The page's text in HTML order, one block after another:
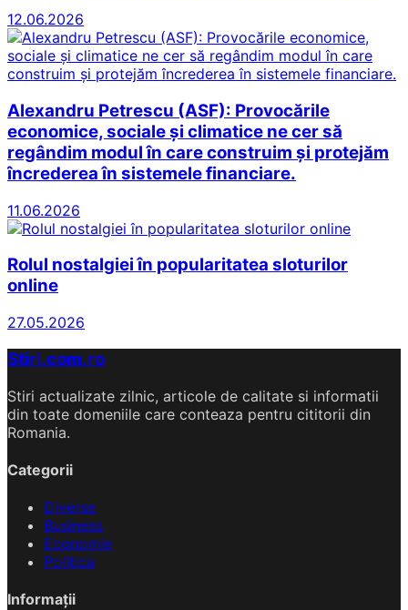
12.06.2026
Alexandru Petrescu (ASF): Provocările
economice, sociale și climatice ne cer să
regândim modul în care construim și protejăm
încrederea în sistemele financiare.
11.06.2026
Rolul nostalgiei în popularitatea sloturilor
online
27.05.2026
Stiri.com.ro
Stiri actualizate zilnic, articole de calitate si informatii
din toate domeniile care conteaza pentru cititorii din
Romania.
Categorii
Diverse
Business
Economie
Politica
Informații